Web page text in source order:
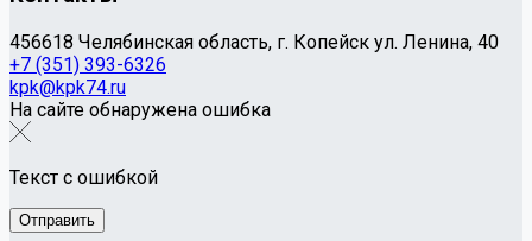
456618 Челябинская область, г. Копейск ул. Ленина, 40
+7 (351) 393-6326
kpk@kpk74.ru
На сайте обнаружена ошибка
Текст с ошибкой